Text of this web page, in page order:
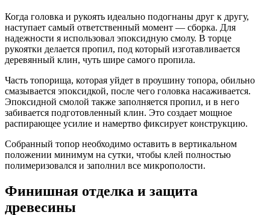
Когда головка и рукоять идеально подогнаны друг к другу,
наступает самый ответственный момент — сборка. Для
надежности я использовал эпоксидную смолу. В торце
рукоятки делается пропил, под который изготавливается
деревянный клин, чуть шире самого пропила.
Часть топорища, которая уйдет в проушину топора, обильно
смазывается эпоксидкой, после чего головка насаживается.
Эпоксидной смолой также заполняется пропил, и в него
забивается подготовленный клин. Это создает мощное
распирающее усилие и намертво фиксирует конструкцию.
Собранный топор необходимо оставить в вертикальном
положении минимум на сутки, чтобы клей полностью
полимеризовался и заполнил все микрополости.
Финишная отделка и защита
древесины